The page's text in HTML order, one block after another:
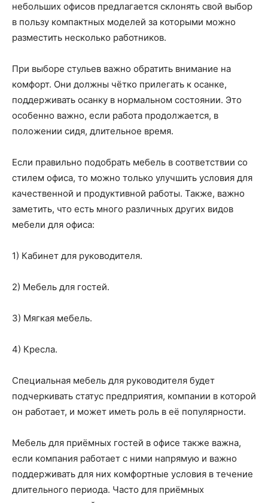
небольших офисов предлагается склонять свой выбор
в пользу компактных моделей за которыми можно
разместить несколько работников.
При выборе стульев важно обратить внимание на
комфорт. Они должны чётко прилегать к осанке,
поддерживать осанку в нормальном состоянии. Это
особенно важно, если работа продолжается, в
положении сидя, длительное время.
Если правильно подобрать мебель в соответствии со
стилем офиса, то можно только улучшить условия для
качественной и продуктивной работы. Также, важно
заметить, что есть много различных других видов
мебели для офиса:
1) Кабинет для руководителя.
2) Мебель для гостей.
3) Мягкая мебель.
4) Кресла.
Специальная мебель для руководителя будет
подчеркивать статус предприятия, компании в которой
он работает, и может иметь роль в её популярности.
Мебель для приёмных гостей в офисе также важна,
если компания работает с ними напрямую и важно
поддерживать для них комфортные условия в течение
длительного периода. Часто для приёмных